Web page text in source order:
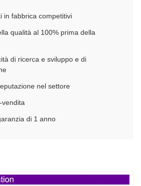
in fabbrica competitivi
qualità al 100% prima della
di ricerca e sviluppo e di
nel settore
vendita
di 1 anno